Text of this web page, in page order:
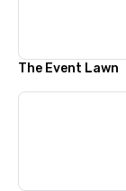
The Event Lawn